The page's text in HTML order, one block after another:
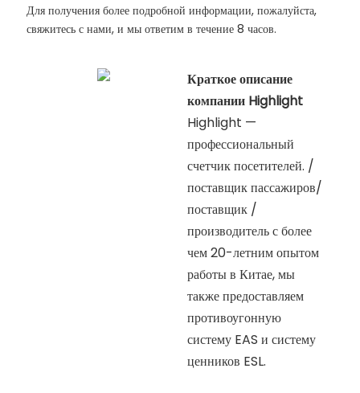
Для получения более подробной информации, пожалуйста,
свяжитесь с нами, и мы ответим в течение 8 часов.
Краткое описание
компании Highlight
Highlight —
профессиональный
счетчик посетителей. /
поставщик пассажиров/
поставщик /
производитель с более
чем 20-летним опытом
работы в Китае, мы
также предоставляем
противоугонную
систему EAS и систему
ценников ESL.